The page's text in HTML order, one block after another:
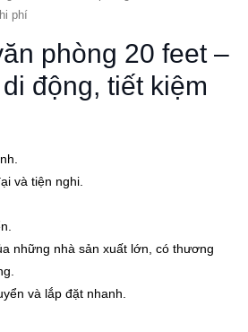
phí
phòng 20 feet –
động, tiết kiệm
và tiện nghi.
những nhà sản xuất lớn, có thương
và lắp đặt nhanh.